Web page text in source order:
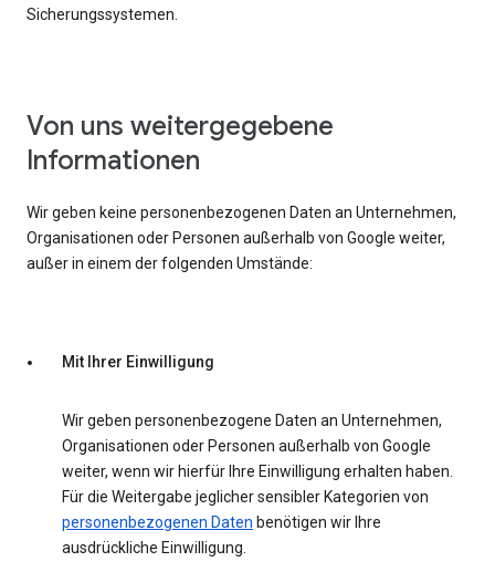
Sicherungssystemen.
Von uns weitergegebene
Informationen
Wir geben keine personenbezogenen Daten an Unternehmen,
Organisationen oder Personen außerhalb von Google weiter,
außer in einem der folgenden Umstände:
Mit Ihrer Einwilligung
Wir geben personenbezogene Daten an Unternehmen,
Organisationen oder Personen außerhalb von Google
weiter, wenn wir hierfür Ihre Einwilligung erhalten haben.
Für die Weitergabe jeglicher sensibler Kategorien von
personenbezogenen Daten benötigen wir Ihre
ausdrückliche Einwilligung.